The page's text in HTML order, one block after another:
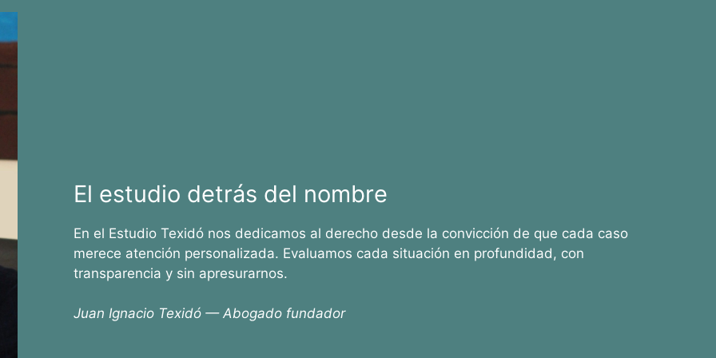
El estudio detrás del nombre
En el Estudio Texidó nos dedicamos al derecho desde la convicción de que cada caso
merece atención personalizada. Evaluamos cada situación en profundidad, con
transparencia y sin apresurarnos.
Juan Ignacio Texidó — Abogado fundador